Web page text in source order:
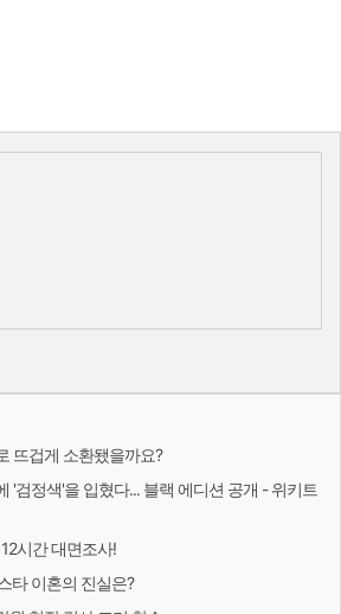
뜨겁게 소환됐을까요?
'검정색'을 입혔다... 블랙 에디션 공개 - 위키트
시간 대면조사!
타 이혼의 진실은?